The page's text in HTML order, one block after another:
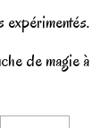
expérimentés.
de magie à